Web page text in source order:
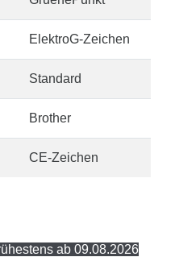
ElektroG-Zeichen
Standard
Brother
CE-Zeichen
ab 09.08.2026